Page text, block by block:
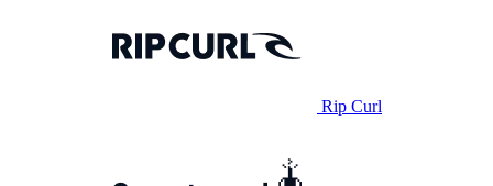
Rip Curl